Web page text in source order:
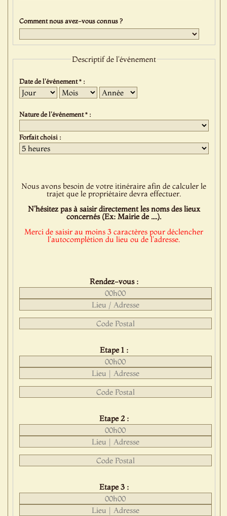
Comment nous avez-vous connus ?
Descriptif de l'événement
Date de l'événement * :
Jour Mois Année
Nature de l'événement * :
Forfait choisi :
Nous avons besoin de votre itinéraire afin de calculer le
trajet que le propriétaire devra effectuer.
N'hésitez pas à saisir directement les noms des lieux
concernés (Ex: Mairie de ....).
Merci de saisir au moins 3 caractères pour déclencher
l'autocomplétion du lieu ou de l'adresse.
Rendez-vous :
Etape 1 :
Etape 2 :
Etape 3 :